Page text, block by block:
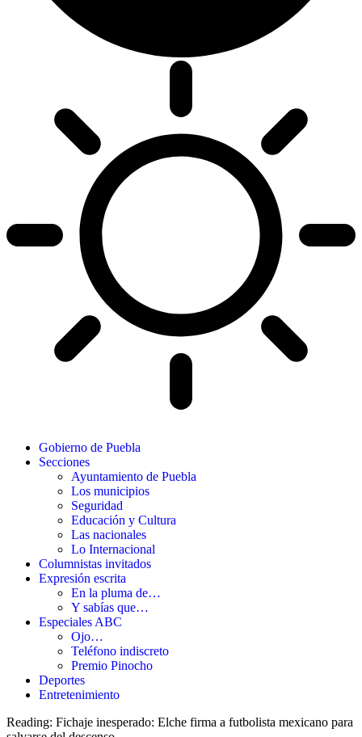
Gobierno de Puebla
Secciones
Ayuntamiento de Puebla
Los municipios
Seguridad
Educación y Cultura
Las nacionales
Lo Internacional
Columnistas invitados
Expresión escrita
En la pluma de…
Y sabías que…
Especiales ABC
Ojo…
Teléfono indiscreto
Premio Pinocho
Deportes
Entretenimiento
Reading: Fichaje inesperado: Elche firma a futbolista mexicano para